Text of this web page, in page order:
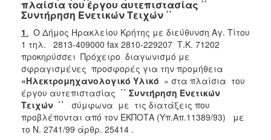
2021
2020
2019
2018
2017
2016
2015
2013
πλαίσια του έργου αυτεπιστασίας ΄΄
Συντήρηση Ενετικών Τειχών ΄΄
1. Ο Δήμος Ηρακλείου Κρήτης με διεύθυνση Αγ. Τίτου
1 τηλ. 2813-409000 fax 2810-229207 Τ.Κ. 71202
προκηρύσσει Πρόχειρο διαγωνισμό με
σφραγισμένες προσφορές για την προμήθεια
«Ηλεκτρομηχανολογικό Υλικό » στα πλαίσια του
έργου αυτεπιστασίας ΄΄ Συντήρηση Ενετικών
Τειχών ΄΄
σύμφωνα με τις διατάξεις που
προβλέπονται από τον ΕΚΠΟΤΑ (Υπ.Απ.11389/93) με
το Ν. 2741/99 άρθρ. 25414 .